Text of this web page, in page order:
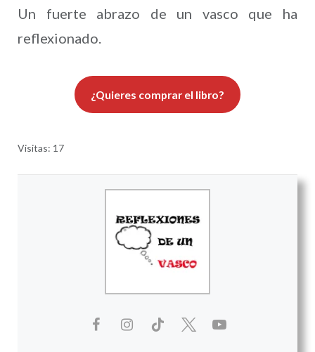
Un fuerte abrazo de un vasco que ha
reflexionado.
¿Quieres comprar el libro?
Visitas: 17